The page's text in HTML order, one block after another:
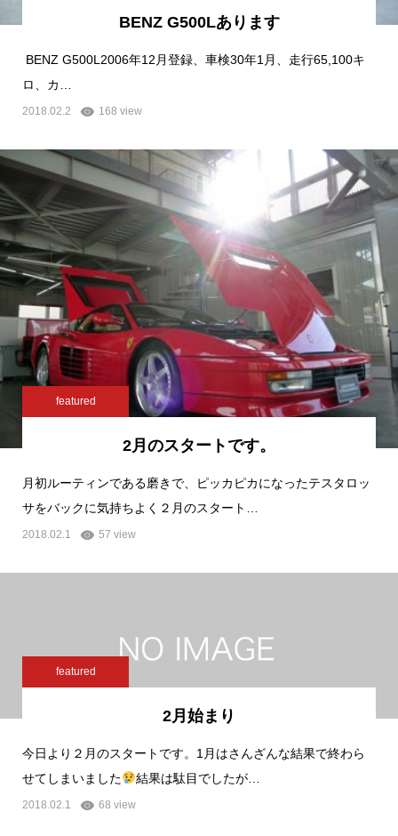
BENZ G500Lあります
BENZ G500L2006年12月登録、車検30年1月、走行65,100キ
ロ、カ…
2018.02.2 168 view
featured
2月のスタートです。
月初ルーティンである磨きで、ピッカピカになったテスタロッ
サをバックに気持ちよく２月のスタート…
2018.02.1 57 view
featured
2月始まり
今日より２月のスタートです。1月はさんざんな結果で終わら
せてしまいました
結果は駄目でしたが…
2018.02.1 68 view